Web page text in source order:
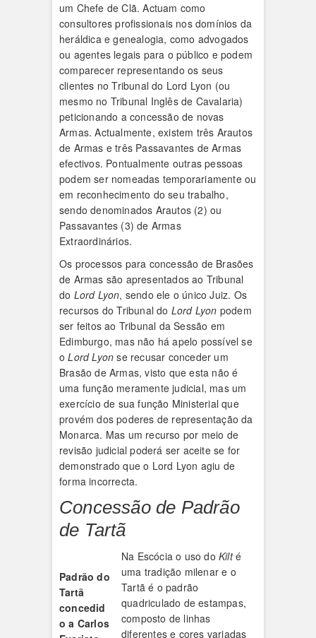
um Chefe de Clã. Actuam como
consultores profissionais nos domínios da
heráldica e genealogia, como advogados
ou agentes legais para o público e podem
comparecer representando os seus
clientes no Tribunal do Lord Lyon (ou
mesmo no Tribunal Inglês de Cavalaria)
peticionando a concessão de novas
Armas. Actualmente, existem três Arautos
de Armas e três Passavantes de Armas
efectivos. Pontualmente outras pessoas
podem ser nomeadas temporariamente ou
em reconhecimento do seu trabalho,
sendo denominados Arautos (2) ou
Passavantes (3) de Armas
Extraordinários.
Os processos para concessão de Brasões
de Armas são apresentados ao Tribunal
do Lord Lyon, sendo ele o único Juiz. Os
recursos do Tribunal do Lord Lyon podem
ser feitos ao Tribunal da Sessão em
Edimburgo, mas não há apelo possível se
oLord Lyon se recusar conceder um
Brasão de Armas, visto que esta não é
uma função meramente judicial, mas um
exercício de sua função Ministerial que
provém dos poderes de representação da
Monarca. Mas um recurso por meio de
revisão judicial poderá ser aceite se for
demonstrado que o Lord Lyon agiu de
forma incorrecta.
Concessão de Padrão
de Tartã
Padrão do
Tartã
concedid
o a Carlos
Na Escócia o uso do Kilté
uma tradição milenar e o
Tartã é o padrão
quadriculado de estampas,
composto de linhas
diferentes e cores variadas